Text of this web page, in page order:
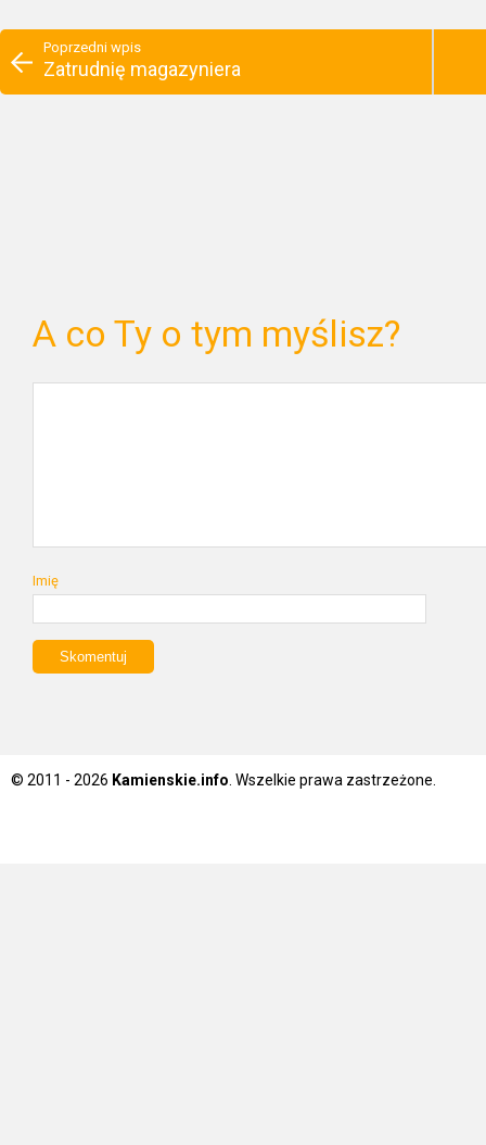
Poprzedni wpis
Zatrudnię magazyniera
A co Ty o tym myślisz?
Imię
© 2011 - 2026 Kamienskie.info . Wszelkie prawa zastrzeżone.